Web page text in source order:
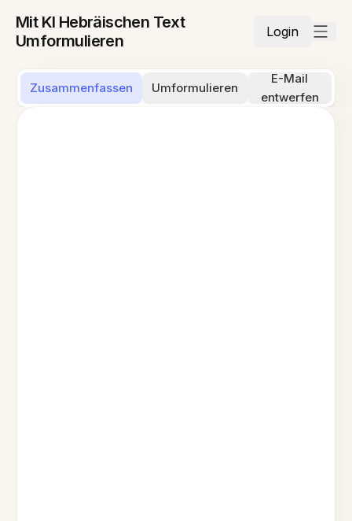
Mit KI Hebräischen Text
Umformulieren
Login
Zusammenfassen Umformulieren
E-Mail
entwerfen